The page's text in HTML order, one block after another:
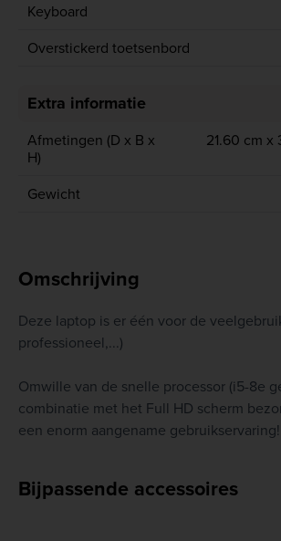
Keyboard
Overstickerd toetsenbord
Extra informatie
Afmetingen (D x B x
H)
21.60 cm
Gewicht
Omschrijving
Deze laptop is er één voor de
professioneel,...)
Omwille van de snelle processor (i5-8e
combinatie met het Full HD scherm
een enorm aangename gebruikservaring!
Bijpassende accessoires